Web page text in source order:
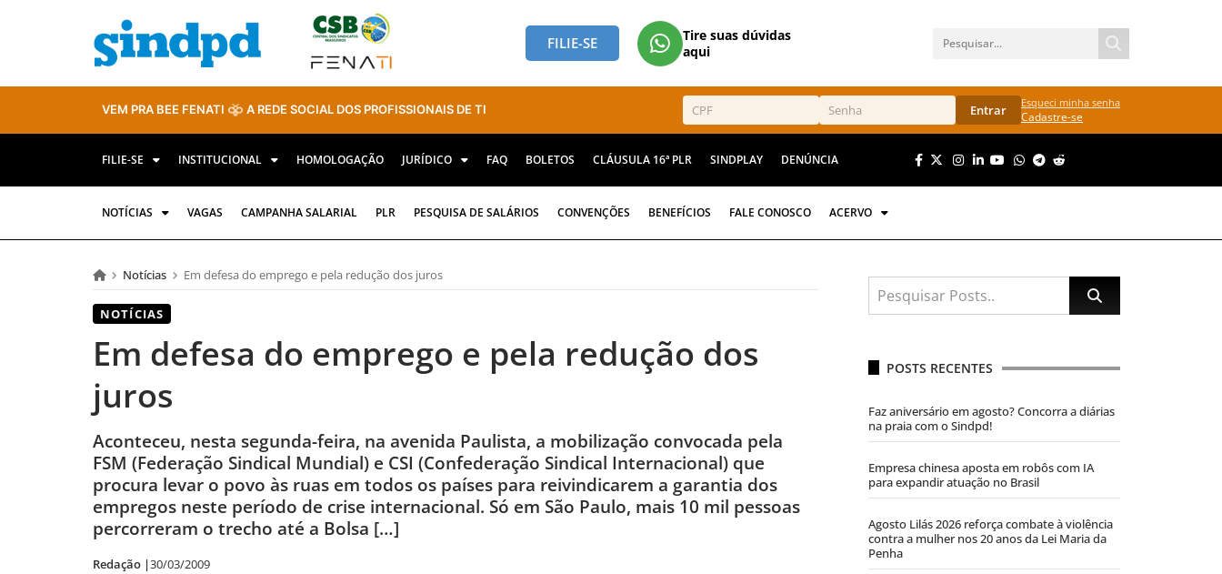
FILIE-SE
Tire suas dúvidas
aqui
VEM PRA BEE FENATI A REDE SOCIAL DOS PROFISSIONAIS DE TI Entrar Esqueci minha senha
Cadastre-se
FILIE-SE INSTITUCIONAL HOMOLOGAÇÃO JURÍDICO FAQ BOLETOS CLÁUSULA 16ª PLR SINDPLAY DENÚNCIA
NOTÍCIAS VAGAS CAMPANHA SALARIAL PLR PESQUISA DE SALÁRIOS CONVENÇÕES BENEFÍCIOS FALE CONOSCO ACERVO
Notícias Em defesa do emprego e pela redução dos juros
NOTÍCIAS
Em defesa do emprego e pela redução dos
juros
Aconteceu, nesta segunda-feira, na avenida Paulista, a mobilização convocada pela
FSM (Federação Sindical Mundial) e CSI (Confederação Sindical Internacional) que
procura levar o povo às ruas em todos os países para reivindicarem a garantia dos
empregos neste período de crise internacional. Só em São Paulo, mais 10 mil pessoas
percorreram o trecho até a Bolsa […]
Redação |30/03/2009
POSTS RECENTES
Faz aniversário em agosto? Concorra a diárias
na praia com o Sindpd!
Empresa chinesa aposta em robôs com IA
para expandir atuação no Brasil
Agosto Lilás 2026 reforça combate à violência
contra a mulher nos 20 anos da Lei Maria da
Penha